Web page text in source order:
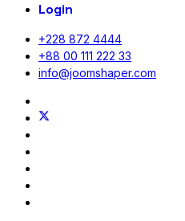
Login
+228 872 4444
+88 00 111 222 33
info@joomshaper.com